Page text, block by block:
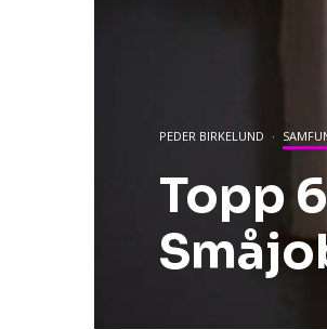
PEDER BIRKELUND ·
Topp